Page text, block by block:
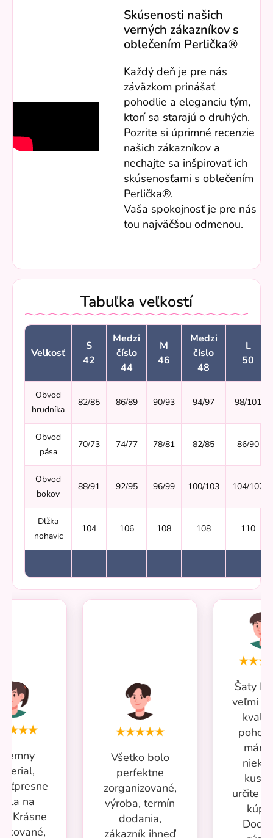
Skúsenosti našich
verných zákazníkov s
oblečením Perlička®
Každý deň je pre nás
záväzkom prinášať
pohodlie a eleganciu tým,
ktorí sa starajú o druhých.
Pozrite si úprimné recenzie
našich zákazníkov a
nechajte sa inšpirovať ich
skúsenosťami s oblečením
Perlička®.
Vaša spokojnosť je pre nás
tou najväčšou odmenou.
Tabuľka veľkostí
Velkosť
S
42
Medzi
číslo
44
M
46
Medzi
číslo
48
L
50
Obvod
hrudníka
82/85 86/89 90/93 94/97 98/101
Obvod
pása
70/73 74/77 78/81 82/85 86/90
Obvod
bokov
88/91 92/95 96/99 100/103 104/107
Dlžka
nohavic
104 106 108 108 110
na
Krásne
Všetko bolo
perfektne
zorganizované,
výroba, termín
dodania,
zákazník ihneď
Šaty
veľmi
mám
určite